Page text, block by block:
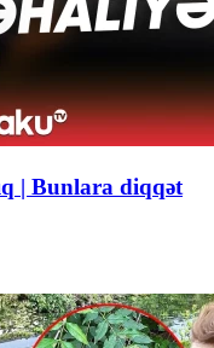
| Bunlara diqqət